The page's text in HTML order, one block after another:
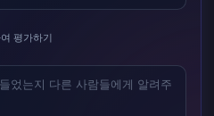
평가하기